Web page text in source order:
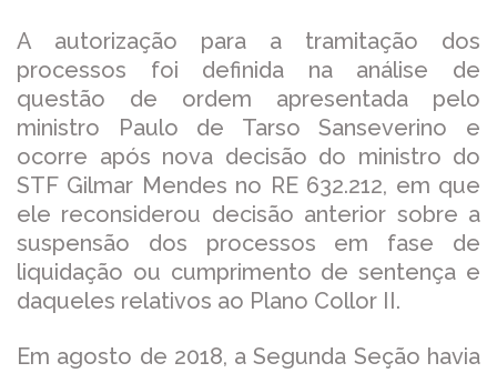
A autorização para a tramitação dos
processos foi definida na análise de
questão de ordem apresentada pelo
ministro Paulo de Tarso Sanseverino e
ocorre após nova decisão do ministro do
STF Gilmar Mendes no RE 632.212, em que
ele reconsiderou decisão anterior sobre a
suspensão dos processos em fase de
liquidação ou cumprimento de sentença e
daqueles relativos ao Plano Collor II.
Em agosto de 2018, a Segunda Seção havia